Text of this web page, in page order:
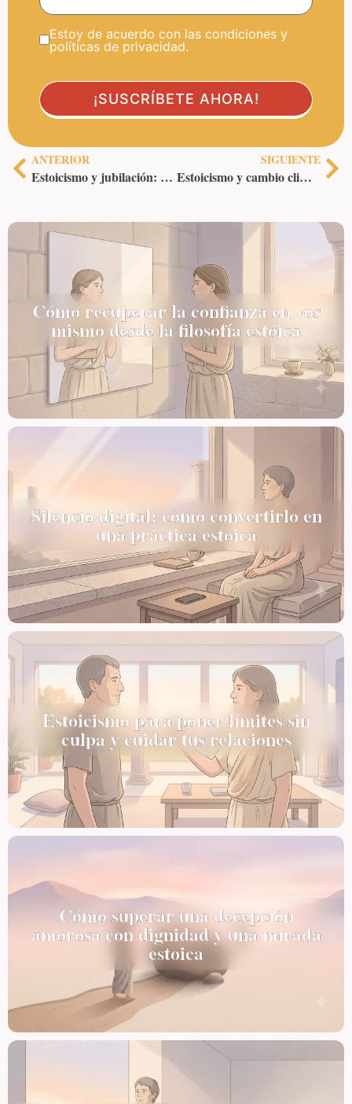
Estoy de acuerdo con las condiciones y
políticas de privacidad.
ANTERIOR
Estoicismo y jubilación: afrontar el cambio vital con equilibrio
SIGUIENTE
Estoicismo y cambio climático: serenidad ante los desafíos
Cómo recuperar la confianza en vos
mismo desde la filosofía estoica
Silencio digital: cómo convertirlo en
una práctica estoica
Estoicismo para poner límites sin
culpa y cuidar tus relaciones
Cómo superar una decepción
amorosa con dignidad y una mirada
estoica